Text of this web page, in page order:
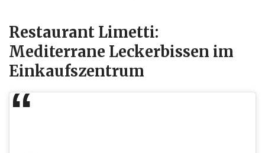
Restaurant Limetti:
Mediterrane Leckerbissen im
Einkaufszentrum